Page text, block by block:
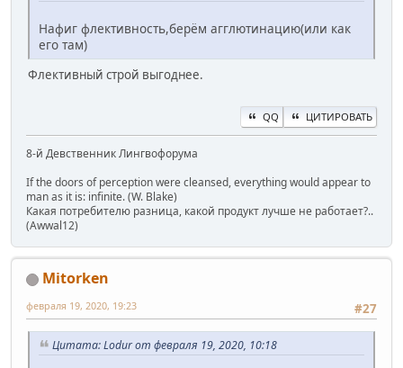
Нафиг флективность,берём агглютинацию(или как
его там)
Флективный строй выгоднее.
QQ ЦИТИРОВАТЬ
8-й Девственник Лингвофорума
If the doors of perception were cleansed, everything would appear to
man as it is: infinite. (W. Blake)
Какая потребителю разница, какой продукт лучше не работает?..
(Awwal12)
Mitorken
#27
февраля 19, 2020, 19:23
Цитата: Lodur от февраля 19, 2020, 10:18